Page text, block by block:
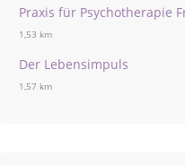
Praxis für Psychotherapie
1,53 km
Der Lebensimpuls
1,57 km